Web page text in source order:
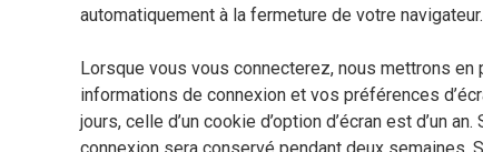
automatiquement à la fermeture de votre navigateur.
Lorsque vous vous connecterez, nous mettrons
informations de connexion et vos préférences
jours, celle d’un cookie d’option d’écran est d’un